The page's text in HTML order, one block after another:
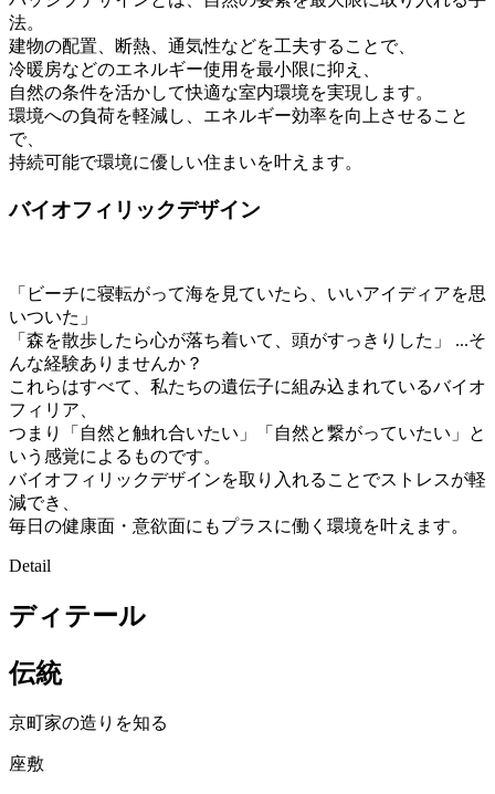
法。
建物の配置、断熱、通気性などを工夫することで、
冷暖房などのエネルギー使用を最小限に抑え、
自然の条件を活かして快適な室内環境を実現します。
環境への負荷を軽減し、エネルギー効率を向上させること
で、
持続可能で環境に優しい住まいを叶えます。
バイオフィリックデザイン
「ビーチに寝転がって海を見ていたら、いいアイディアを思
いついた」
「森を散歩したら心が落ち着いて、頭がすっきりした」 ...そ
んな経験ありませんか？
これらはすべて、私たちの遺伝子に組み込まれているバイオ
フィリア、
つまり「自然と触れ合いたい」「自然と繋がっていたい」と
いう感覚によるものです。
バイオフィリックデザインを取り入れることでストレスが軽
減でき、
毎日の健康面・意欲面にもプラスに働く環境を叶えます。
Detail
ディテール
伝統
京町家の造りを知る
座敷